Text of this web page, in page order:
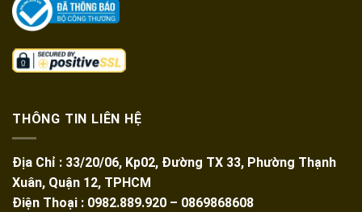
THÔNG TIN LIÊN HỆ
Địa Chỉ : 33/20/06, Kp02, Đường TX 33, Phường Thạnh
Xuân, Quận 12, TPHCM
Điện Thoại : 0982.889.920 – 0869868608